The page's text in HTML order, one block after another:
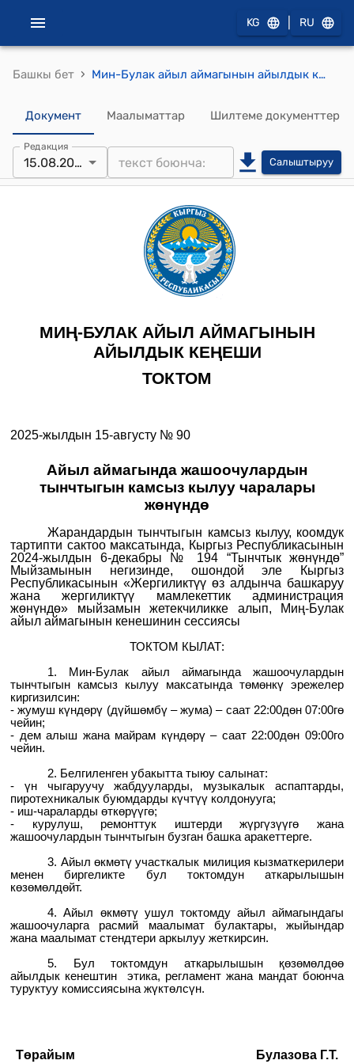
KG RU
Башкы бет › Мин-Булак айыл аймагынын айылдык кеңешинин 2025-жылдын 15-августундагы № 90 "Айыл аймагында жашоочулардын тынчтыгын камсыз кылуу чаралары жөнүндө" токтому
Документ Маалыматтар Шилтеме документтер
Редакция
15.08.2025 Салыштыруу